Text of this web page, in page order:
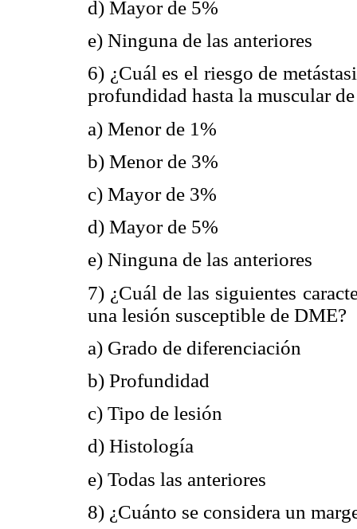
d) Mayor de 5%
e) Ninguna de las anteriores
6) ¿Cuál es el riesgo de
profundidad hasta la muscular
a) Menor de 1%
b) Menor de 3%
c) Mayor de 3%
d) Mayor de 5%
e) Ninguna de las anteriores
7) ¿Cuál de las siguientes
una lesión susceptible de DME?
a) Grado de diferenciación
b) Profundidad
c) Tipo de lesión
d) Histología
e) Todas las anteriores
8) ¿Cuánto se considera un